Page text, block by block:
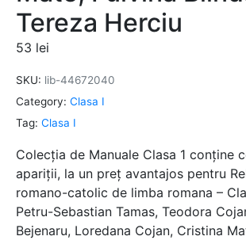
Tereza Herciu
53 lei
SKU: lib-44672040
Category: Clasa I
Tag: Clasa I
Colecția de Manuale Clasa 1 conține
apariții, la un preț avantajos pentru
romano-catolic de limba romana –
Petru-Sebastian Tamas, Teodora
Bejenaru, Loredana Cojan, Cristina